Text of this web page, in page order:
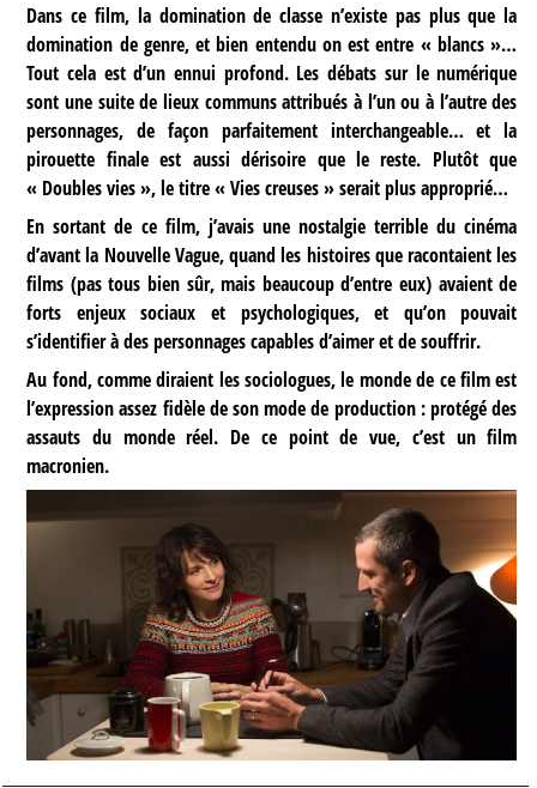
Dans ce film, la domination de classe n’existe pas plus que la
domination de genre, et bien entendu on est entre « blancs »…
Tout cela est d’un ennui profond. Les débats sur le numérique
sont une suite de lieux communs attribués à l’un ou à l’autre des
personnages, de façon parfaitement interchangeable… et la
pirouette finale est aussi dérisoire que le reste. Plutôt que
« Doubles vies », le titre « Vies creuses » serait plus approprié…
En sortant de ce film, j’avais une nostalgie terrible du cinéma
d’avant la Nouvelle Vague, quand les histoires que racontaient les
films (pas tous bien sûr, mais beaucoup d’entre eux) avaient de
forts enjeux sociaux et psychologiques, et qu’on pouvait
s’identifier à des personnages capables d’aimer et de souffrir.
Au fond, comme diraient les sociologues, le monde de ce film est
l’expression assez fidèle de son mode de production : protégé des
assauts du monde réel. De ce point de vue, c’est un film
macronien.